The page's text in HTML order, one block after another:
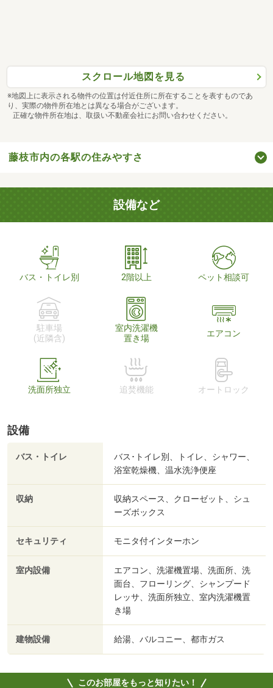
スクロール地図を見る
※地図上に表示される物件の位置は付近住所に所在することを表すものであ
り、実際の物件所在地とは異なる場合がございます。
正確な物件所在地は、取扱い不動産会社にお問い合わせください。
藤枝市内の各駅の住みやすさ
設備など
バス・トイレ別 2階以上 ペット相談可
駐車場
(近隣含)
室内洗濯機
置き場
エアコン
洗面所独立 追焚機能 オートロック
設備
バス・トイレ
バス･トイレ別、トイレ、シャワー、
浴室乾燥機、温水洗浄便座
収納
収納スペース、クローゼット、シュ
ーズボックス
セキュリティ モニタ付インターホン
室内設備
エアコン、洗濯機置場、洗面所、洗
面台、フローリング、シャンプード
レッサ、洗面所独立、室内洗濯機置
き場
建物設備 給湯、バルコニー、都市ガス
このお部屋をもっと知りたい！